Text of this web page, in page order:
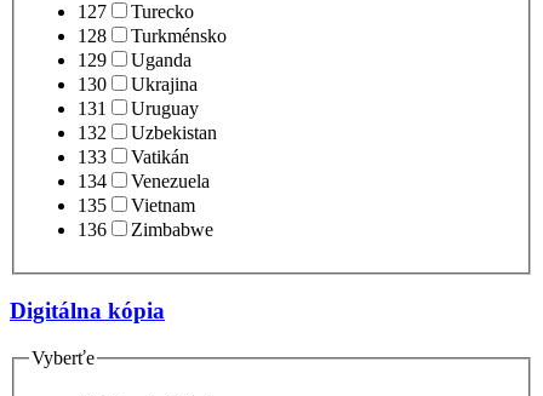
127
Turecko
128
Turkménsko
129
Uganda
130
Ukrajina
131
Uruguay
132
Uzbekistan
133
Vatikán
134
Venezuela
135
Vietnam
136
Zimbabwe
Digitálna kópia
Vyberťe